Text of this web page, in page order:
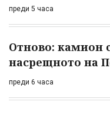
преди 5 часа
Отново: камион
насрещното на
преди 6 часа